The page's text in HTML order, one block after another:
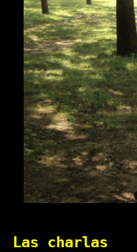
Las charlas